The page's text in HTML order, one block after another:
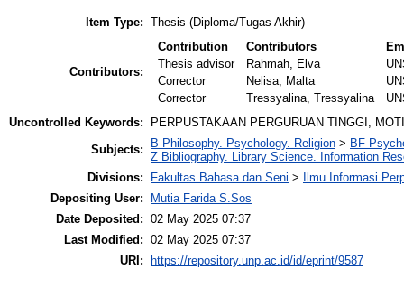
Item Type: Thesis (Diploma/Tugas Akhir)
Contributors:
Contribution Contributors
Thesis advisor
Rahmah, Elva
Corrector
Nelisa, Malta
Corrector
Tressyalina, Tressyalina
Uncontrolled Keywords:
PERPUSTAKAAN PERGURUAN TINGGI,
Subjects:
B Philosophy. Psychology. Religion > BF
Z Bibliography. Library Science. Information
Divisions:
Fakultas Bahasa dan Seni >
Ilmu Informasi
Depositing User:
Mutia Farida S.Sos
Date Deposited: 02 May 2025 07:37
Last Modified: 02 May 2025 07:37
URI:
https://repository.unp.ac.id/id/eprint/9587